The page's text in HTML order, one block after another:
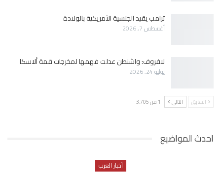
ترامب يقيد الجنسية الأمريكية بالولادة
أغسطس 7, 2026
لافروف: واشنطن عدلت فهمها لمخرجات قمة ألاسكا
يوليو 24, 2026
السابق التالي 1 من 3٬705
احدث المواضيع
أخبار العرب